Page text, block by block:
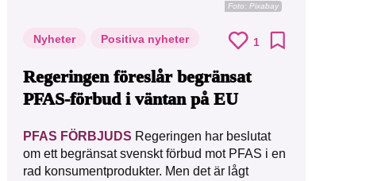
Foto: Pixabay
Nyheter Positiva nyheter 1
Regeringen föreslår begränsat
PFAS-förbud i väntan på EU
PFAS FÖRBJUDS Regeringen har beslutat
om ett begränsat svenskt förbud mot PFAS i en
rad konsumentprodukter. Men det är lågt